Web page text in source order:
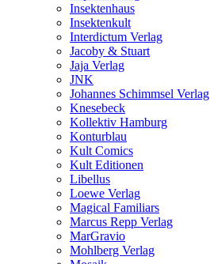
Insektenhaus
Insektenkult
Interdictum Verlag
Jacoby & Stuart
Jaja Verlag
JNK
Johannes Schimmsel Verlag
Knesebeck
Kollektiv Hamburg
Konturblau
Kult Comics
Kult Editionen
Libellus
Loewe Verlag
Magical Familiars
Marcus Repp Verlag
MarGravio
Mohlberg Verlag